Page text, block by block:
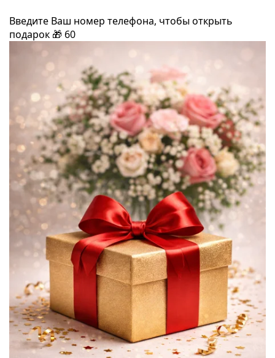
Введите Ваш номер телефона, чтобы открыть
подарок 🎁 60